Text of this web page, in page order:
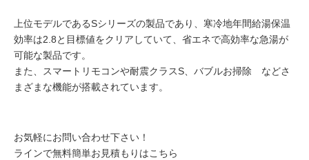
上位モデルであるSシリーズの製品であり、寒冷地年間給湯保温
効率は2.8と目標値をクリアしていて、省エネで高効率な急湯が
可能な製品です。
また、スマートリモコンや耐震クラスS、バブルお掃除 などさ
まざまな機能が搭載されています。
お気軽にお問い合わせ下さい！
ラインで無料簡単お見積もりはこちら